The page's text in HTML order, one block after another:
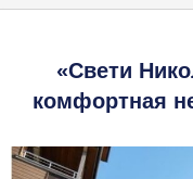
«Свети
комфортная